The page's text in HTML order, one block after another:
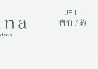
JP
宿泊予約